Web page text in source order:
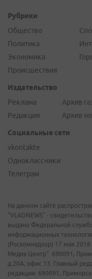
Рубрики
Общество
Политика
Экономика
Происшествия
Издательство
Реклама
Редакция
Архив
Архив
Социальные сети
vkontakte
Одноклассники
Телеграм
На данном сайте
"VLADNEWS" -
выдано Федеральной
информационных
(Роскомнадзор) 17 мая
Медиа Центр". 690091,
д.20А, офис 13. Главный
редакции: 690091,